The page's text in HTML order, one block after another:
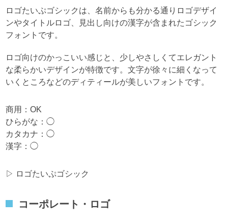
ロゴたいぷゴシックは、名前からも分かる通りロゴデザイ
ンやタイトルロゴ、見出し向けの漢字が含まれたゴシック
フォントです。
ロゴ向けのかっこいい感じと、少しやさしくてエレガント
な柔らかいデザインが特徴です。文字が徐々に細くなって
いくところなどのディティールが美しいフォントです。
商用：OK
ひらがな：◯
カタカナ：◯
漢字：◯
▷ ロゴたいぷゴシック
コーポレート・ロゴ